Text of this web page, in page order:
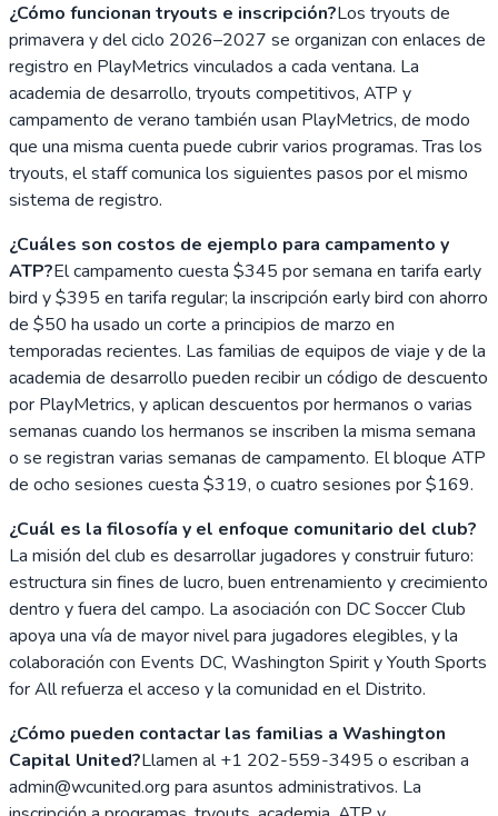
¿Cómo funcionan tryouts e inscripción?Los tryouts de
primavera y del ciclo 2026–2027 se organizan con enlaces de
registro en PlayMetrics vinculados a cada ventana. La
academia de desarrollo, tryouts competitivos, ATP y
campamento de verano también usan PlayMetrics, de modo
que una misma cuenta puede cubrir varios programas. Tras los
tryouts, el staff comunica los siguientes pasos por el mismo
sistema de registro.
¿Cuáles son costos de ejemplo para campamento y
ATP?El campamento cuesta $345 por semana en tarifa early
bird y $395 en tarifa regular; la inscripción early bird con ahorro
de $50 ha usado un corte a principios de marzo en
temporadas recientes. Las familias de equipos de viaje y de la
academia de desarrollo pueden recibir un código de descuento
por PlayMetrics, y aplican descuentos por hermanos o varias
semanas cuando los hermanos se inscriben la misma semana
o se registran varias semanas de campamento. El bloque ATP
de ocho sesiones cuesta $319, o cuatro sesiones por $169.
¿Cuál es la filosofía y el enfoque comunitario del club?
La misión del club es desarrollar jugadores y construir futuro:
estructura sin fines de lucro, buen entrenamiento y crecimiento
dentro y fuera del campo. La asociación con DC Soccer Club
apoya una vía de mayor nivel para jugadores elegibles, y la
colaboración con Events DC, Washington Spirit y Youth Sports
for All refuerza el acceso y la comunidad en el Distrito.
¿Cómo pueden contactar las familias a Washington
Capital United?Llamen al +1 202-559-3495 o escriban a
admin@wcunited.org para asuntos administrativos. La